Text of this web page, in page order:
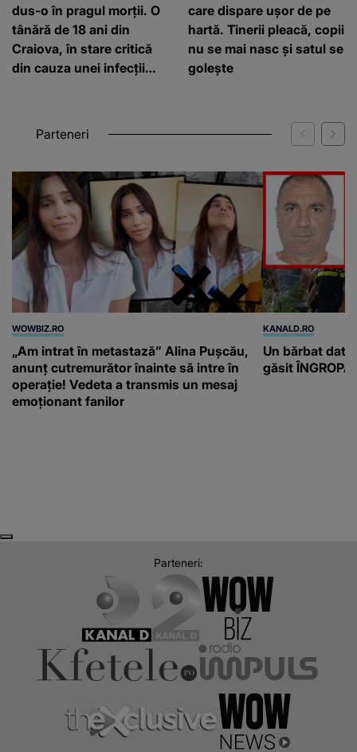
dus-o în pragul morții. O
tânără de 18 ani din
Craiova, în stare critică
din cauza unei infecții
care dispare ușor de pe
hartă. Tinerii pleacă, copii
nu se mai nasc și satul se
golește
Parteneri
WOWBIZ.RO
„Am intrat în metastază” Alina Pușcău,
anunț cutremurător înainte să intre în
operație! Vedeta a transmis un mesaj
emoționant fanilor
KANALD.RO
Un bărbat dat
găsit
Parteneri: